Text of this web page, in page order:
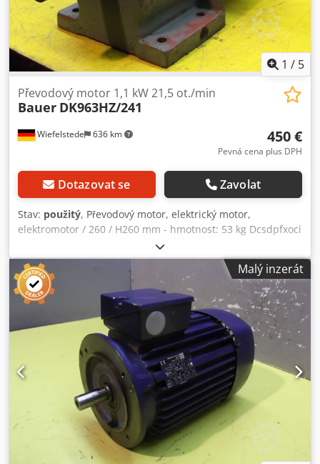
Stav vizuálně dle fotografií Podavač drátu je kompletní
(viditelný uvnitř) Prodej dle fotografie ✅ Výhody: Velmi
odolná konstrukce (průmyslové zařízení) Jednoduché
ovládání a nastavení parametrů Výkonná – vhodná pro
těžké dílenské práce Mobilní díky vozíku ⚠️ Další
informace: Ideální pro dílnu, výrobu, ocelové konstrukce
Možnost přepravy na paletě Možná expedice nebo osobní
1 / 5
Wiefelstede 636 km
Převodový motor 1,1 kW 21,5 ot./min
Bauer DK963HZ/241
450 €
Pevná cena plus DPH
Dotazovat se Zavolat
Stav: použitý, Převodový motor, elektrický motor,
elektromotor / 260 / H260 mm - hmotnost: 53 kg Dcsdpfxoci
Malý inzerát